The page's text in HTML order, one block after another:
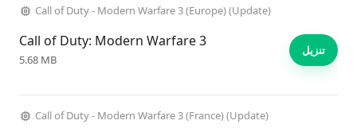
Call of Duty - Modern Warfare 3 (Europe) (Update)
Call of Duty: Modern Warfare 3
5.68 MB
تنزيل
Call of Duty - Modern Warfare 3 (France) (Update)